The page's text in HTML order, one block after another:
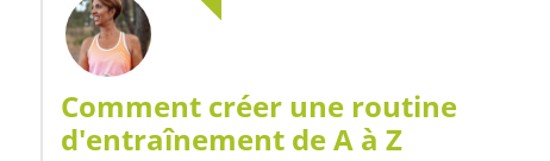
Comment créer une routine
d'entraînement de A à Z